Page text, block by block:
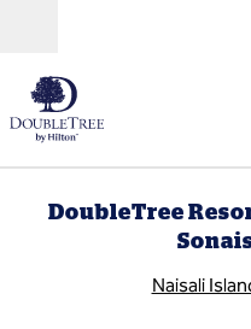
DoubleTree
Naisali